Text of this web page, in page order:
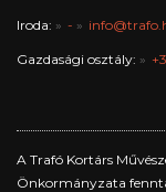
Iroda: -
Gazdasági osztály:
A Trafó Kortárs
Önkormányzata